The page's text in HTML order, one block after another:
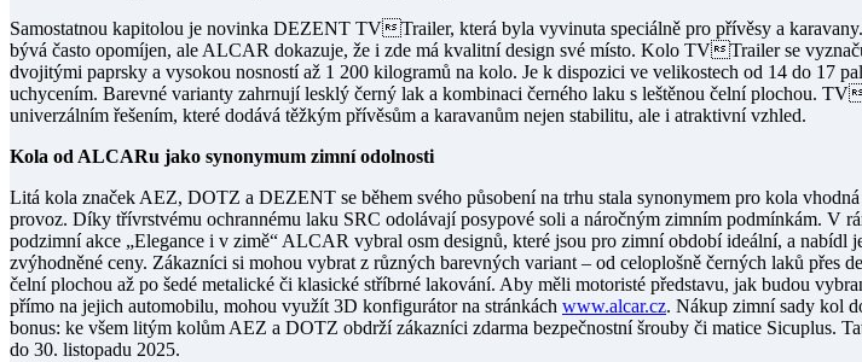
Samostatnou kapitolou je novinka DEZENT TVTrailer, která byla vyvinuta speciálně pro přívěsy a
bývá často opomíjen, ale ALCAR dokazuje, že i zde má kvalitní design své místo. Kolo TVTrailer se
dvojitými paprsky a vysokou nosností až 1 200 kilogramů na kolo. Je k dispozici ve velikostech od 14 do 17
uchycením. Barevné varianty zahrnují lesklý černý lak a kombinaci černého laku s leštěnou čelní plochou.
univerzálním řešením, které dodává těžkým přívěsům a karavanům nejen stabilitu, ale i atraktivní vzhled.
Kola od ALCARu jako synonymum zimní odolnosti
Litá kola značek AEZ, DOTZ a DEZENT se během svého působení na trhu stala synonymem pro kola
provoz. Díky třívrstvému ochrannému laku SRC odolávají posypové soli a náročným zimním podmínkám. V
podzimní akce „Elegance i v zimě“ ALCAR vybral osm designů, které jsou pro zimní období ideální, a nabídl
zvýhodněné ceny. Zákazníci si mohou vybrat z různých barevných variant – od celoplošně černých laků přes
čelní plochou až po šedé metalické či klasické stříbrné lakování. Aby měli motoristé představu, jak budou
přímo na jejich automobilu, mohou využít 3D konfigurátor na stránkách www.alcar.cz. Nákup zimní sady kol
bonus: ke všem litým kolům AEZ a DOTZ obdrží zákazníci zdarma bezpečnostní šrouby či matice Sicuplus.
do 30. listopadu 2025.